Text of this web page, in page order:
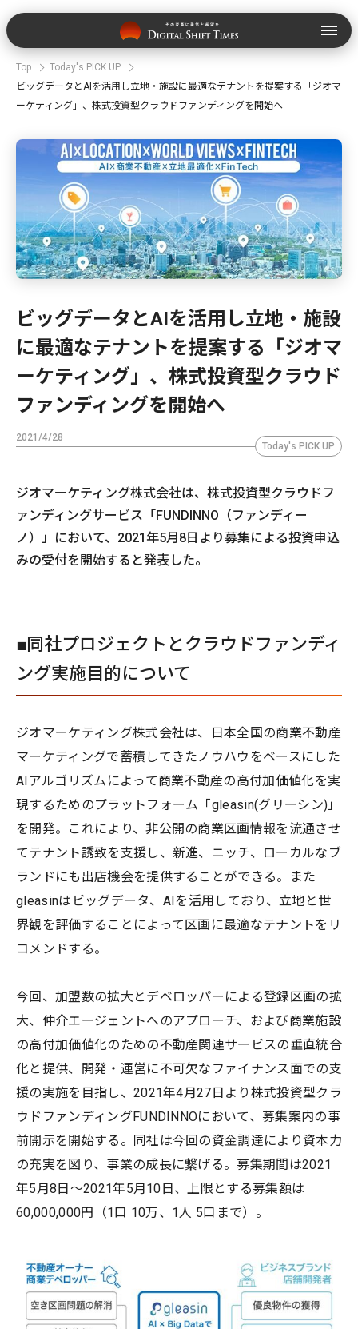
Top
Today's PICK UP
ビッグデータとAIを活用し立地・施設に最適なテナントを提案する「ジオマ
ーケティング」、株式投資型クラウドファンディングを開始へ
ビッグデータとAIを活用し立地・施設
に最適なテナントを提案する「ジオマ
ーケティング」、株式投資型クラウド
ファンディングを開始へ
2021/4/28
Today's PICK UP
ジオマーケティング株式会社は、株式投資型クラウドフ
ァンディングサービス「FUNDINNO（ファンディー
ノ）」において、2021年5月8日より募集による投資申込
みの受付を開始すると発表した。
■同社プロジェクトとクラウドファンディ
ング実施目的について
ジオマーケティング株式会社は、日本全国の商業不動産
マーケティングで蓄積してきたノウハウをベースにした
AIアルゴリズムによって商業不動産の高付加価値化を実
現するためのプラットフォーム「gleasin(グリーシン)」
を開発。これにより、非公開の商業区画情報を流通させ
てテナント誘致を支援し、新進、ニッチ、ローカルなブ
ランドにも出店機会を提供することができる。また
gleasinはビッグデータ、AIを活用しており、立地と世
界観を評価することによって区画に最適なテナントをリ
コメンドする。
今回、加盟数の拡大とデベロッパーによる登録区画の拡
大、仲介エージェントへのアプローチ、および商業施設
の高付加価値化のための不動産関連サービスの垂直統合
化と提供、開発・運営に不可欠なファイナンス面での支
援の実施を目指し、2021年4月27日より株式投資型クラ
ウドファンディングFUNDINNOにおいて、募集案内の事
前開示を開始する。同社は今回の資金調達により資本力
の充実を図り、事業の成長に繋げる。募集期間は2021
年5月8日～2021年5月10日、上限とする募集額は
60,000,000円（1口 10万、1人 5口まで）。